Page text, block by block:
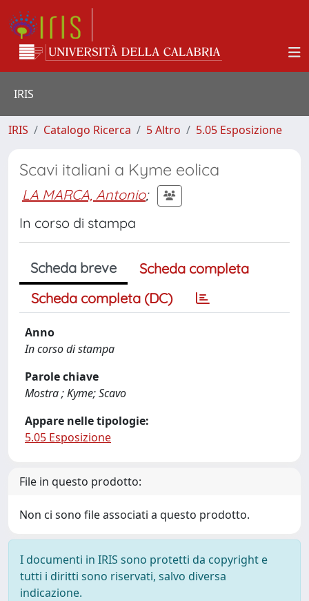
IRIS
IRIS Catalogo Ricerca 5 Altro 5.05 Esposizione
Scavi italiani a Kyme eolica
LA MARCA, Antonio;
In corso di stampa
Scheda breve
Scheda completa
Scheda completa (DC)
Anno
In corso di stampa
Parole chiave
Mostra ; Kyme; Scavo
Appare nelle tipologie:
5.05 Esposizione
File in questo prodotto:
Non ci sono file associati a questo prodotto.
I documenti in IRIS sono protetti da copyright e
tutti i diritti sono riservati, salvo diversa
indicazione.